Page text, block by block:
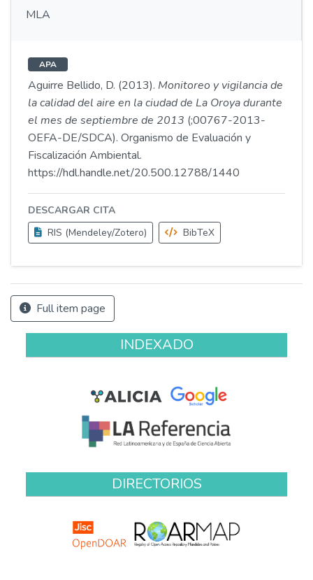
MLA
APA
Aguirre Bellido, D. (2013). Monitoreo y vigilancia de
la calidad del aire en la ciudad de La Oroya durante
el mes de septiembre de 2013 (;00767-2013-
OEFA-DE/SDCA). Organismo de Evaluación y
Fiscalización Ambiental.
https://hdl.handle.net/20.500.12788/1440
DESCARGAR CITA
RIS (Mendeley/Zotero)
BibTeX
Full item page
INDEXADO
DIRECTORIOS